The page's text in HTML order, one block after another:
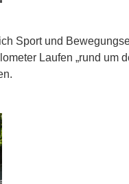
Sport und
Laufen „rund um